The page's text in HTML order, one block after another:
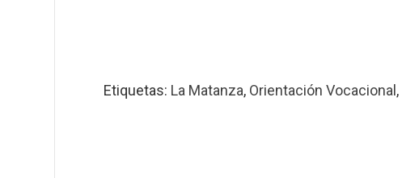
Etiquetas: La Matanza, Orientación Vocacional ,